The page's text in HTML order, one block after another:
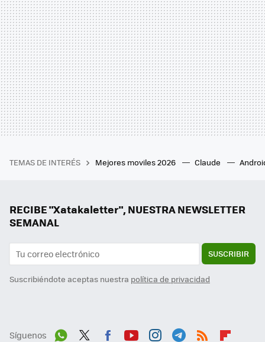
TEMAS DE INTERÉS Mejores moviles 2026 Claude
RECIBE "Xatakaletter", NUESTRA NEWSLETTER
SEMANAL
SUSCRIBIR
Suscribiéndote aceptas nuestra política de privacidad
Síguenos